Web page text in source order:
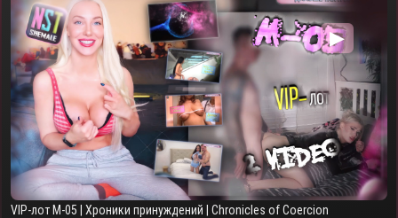
▶
VIP-лот M-05 | Хроники принуждений | Chronicles of Coercion